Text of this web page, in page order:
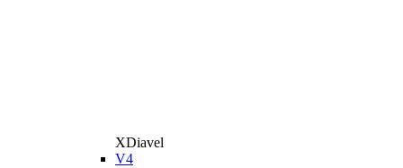
XDiavel
V4